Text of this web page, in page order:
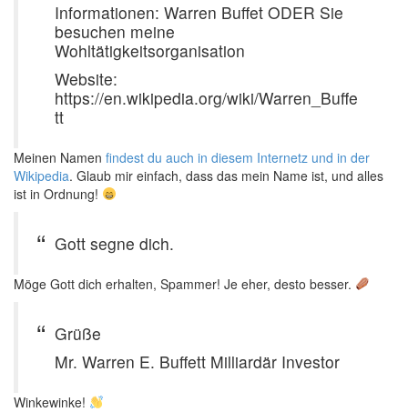
Informationen: Warren Buffet ODER Sie
besuchen meine
Wohltätigkeitsorganisation
Website:
https://en.wikipedia.org/wiki/Warren_Buffe
tt
Meinen Namen findest du auch in diesem Internetz und in der
Wikipedia. Glaub mir einfach, dass das mein Name ist, und alles
ist in Ordnung!
Gott segne dich.
Möge Gott dich erhalten, Spammer! Je eher, desto besser.
Grüße
Mr. Warren E. Buffett Milliardär Investor
Winkewinke!